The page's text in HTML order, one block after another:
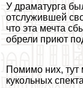
У драматурга
отслужившей
что эта мечта
обрели приют
Помимо них, тут
кукольных